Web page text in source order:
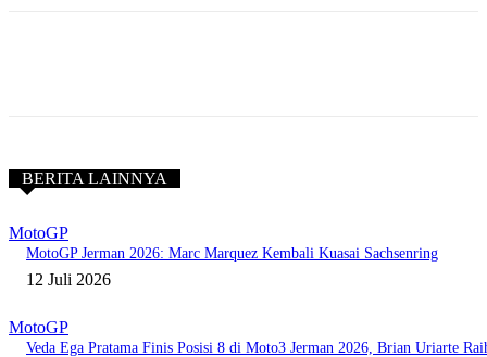
BERITA LAINNYA
MotoGP
MotoGP Jerman 2026: Marc Marquez Kembali Kuasai Sachsenring
12 Juli 2026
MotoGP
Veda Ega Pratama Finis Posisi 8 di Moto3 Jerman 2026, Brian Uriarte